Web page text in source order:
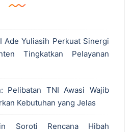
Ade Yuliasih Perkuat Sinergi
Tingkatkan Pelayanan
Pelibatan TNI Awasi Wajib
Kebutuhan yang Jelas
Soroti Rencana Hibah